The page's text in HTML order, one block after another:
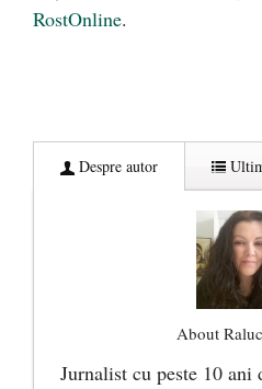
RostOnline.
Despre autor
About
Jurnalist cu peste 10 ani